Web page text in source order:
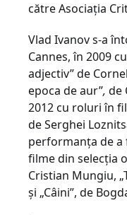
către Asociația
Vlad Ivanov s-a
Cannes, în 2009
adjectiv” de
epoca de aur”, de
2012 cu roluri în
de Serghei
performanța de a
filme din selecția
Cristian Mungiu,
și „Câini”, de